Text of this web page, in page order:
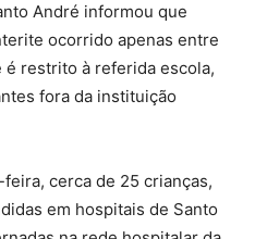
André informou que
ocorrido apenas entre
restrito à referida escola,
fora da instituição
cerca de 25 crianças,
em hospitais de Santo